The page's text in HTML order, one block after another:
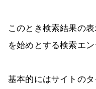
このとき検索結果の
を始めとする検索エン
基本的にはサイトの